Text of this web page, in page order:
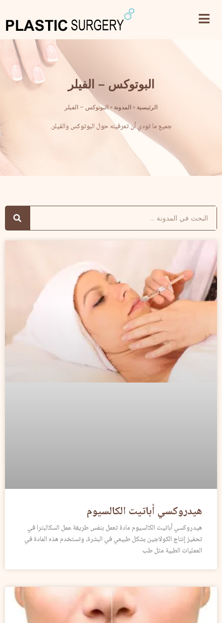
البوتوكس – الفيلر
الرئيسية » المدونة »البوتوكس – الفيلر
جميع ما تودي أن تعرفينه حول البوتوكس والفيلر.
هيدروكسي أباتيت الكالسيوم
هيدروكسي أباتيت الكالسيوم مادة تعمل بنفس طريقة عمل السكالبترا في
تحفيز إنتاج الكولاجين بشكل طبيعي في البشرة، وتستخدم هذه المادة في
العمليات الطبية مثل طب